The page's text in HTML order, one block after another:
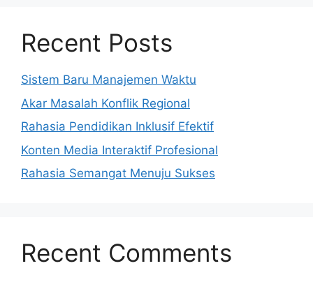
Recent Posts
Sistem Baru Manajemen Waktu
Akar Masalah Konflik Regional
Rahasia Pendidikan Inklusif Efektif
Konten Media Interaktif Profesional
Rahasia Semangat Menuju Sukses
Recent Comments